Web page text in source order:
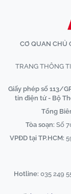
CƠ QUAN CHỦ
TRANG THÔNG
Giấy phép số 113/
tin điện tử - Bộ
Tổng
Tòa soạn: Số
VPĐD tại TP.HCM:
Hotline: 035 249